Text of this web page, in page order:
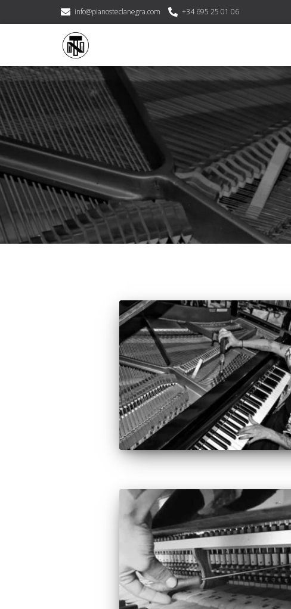
info@pianosteclanegra.com +34 695 25 01 06